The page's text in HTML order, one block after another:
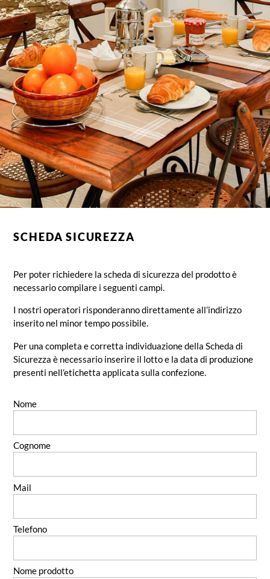
SCHEDA SICUREZZA
Per poter richiedere la scheda di sicurezza del prodotto è
necessario compilare i seguenti campi.
I nostri operatori risponderanno direttamente all’indirizzo
inserito nel minor tempo possibile.
Per una completa e corretta individuazione della Scheda di
Sicurezza è necessario inserire il lotto e la data di produzione
presenti nell’etichetta applicata sulla confezione.
Nome
Cognome
Mail
Telefono
Nome prodotto